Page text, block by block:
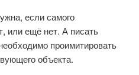
если самого
или ещё нет. А писать
проимитировать
объекта.